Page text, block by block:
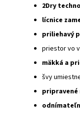
2Dry
lícnice
priliehavý
priestor vo
mäkká a
švy